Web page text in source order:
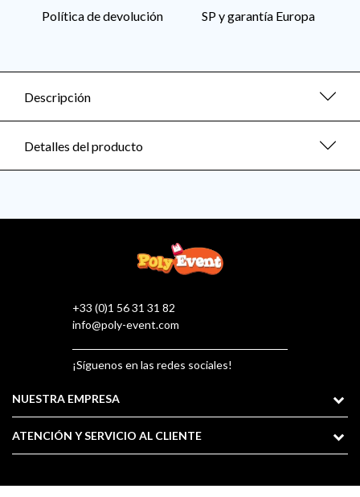
Política de devolución SP y garantía Europa
Descripción
Detalles del producto
+33 (0)1 56 31 31 82
info@poly-event.com
¡Síguenos en las redes sociales!
NUESTRA EMPRESA
ATENCIÓN Y SERVICIO AL CLIENTE